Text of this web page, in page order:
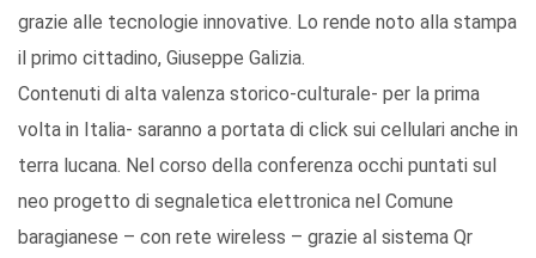
grazie alle tecnologie innovative. Lo rende noto alla stampa
il primo cittadino, Giuseppe Galizia.
Contenuti di alta valenza storico-culturale- per la prima
volta in Italia- saranno a portata di click sui cellulari anche in
terra lucana. Nel corso della conferenza occhi puntati sul
neo progetto di segnaletica elettronica nel Comune
baragianese – con rete wireless – grazie al sistema Qr